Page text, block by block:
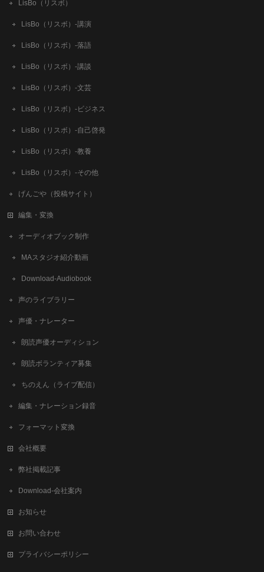
LisBo（リスボ）
LisBo（リスボ）-講演
LisBo（リスボ）-落語
LisBo（リスボ）-講談
LisBo（リスボ）-文芸
LisBo（リスボ）-ビジネス
LisBo（リスボ）-自己啓発
LisBo（リスボ）-教養
LisBo（リスボ）-その他
げんごや（投稿サイト）
編集・変換
オーディオブック制作
MAスタジオ紹介動画
Download-Audiobook
声のライブラリー
声優・ナレーター
朗読声優オーディション
朗読ボランティア募集
ちのえん（ライブ配信）
編集・ナレーション録音
フォーマット変換
会社概要
弊社掲載記事
Download-会社案内
お知らせ
お問い合わせ
プライバシーポリシー